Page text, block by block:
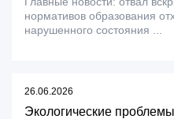
нормативов образования
нарушенного состояния ...
26.06.2026
Экологические